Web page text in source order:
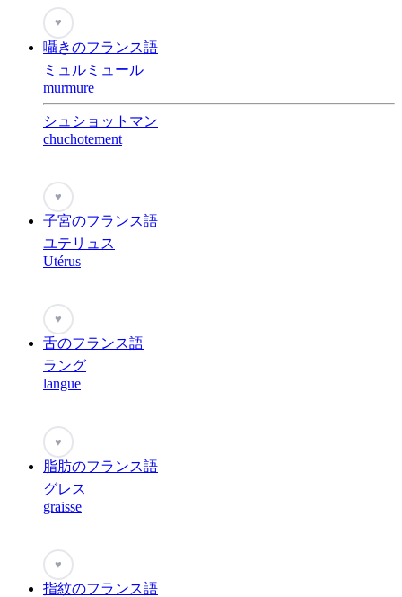
♥
囁きのフランス語
ミュルミュール
murmure
シュショットマン
chuchotement
♥
子宮のフランス語
ユテリュス
Utérus
♥
舌のフランス語
ラング
langue
♥
脂肪のフランス語
グレス
graisse
♥
指紋のフランス語